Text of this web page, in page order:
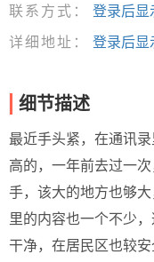
联系方式：
登录后显
详细地址：
登录后显
细节描述
最近手头紧，在通讯
高的，一年前去过一
手，该大的地方也够
里的内容也一个不少
干净，在居民区也较